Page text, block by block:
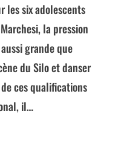
les six adolescents
la pression
grande que
du Silo et danser
ces qualifications
il…